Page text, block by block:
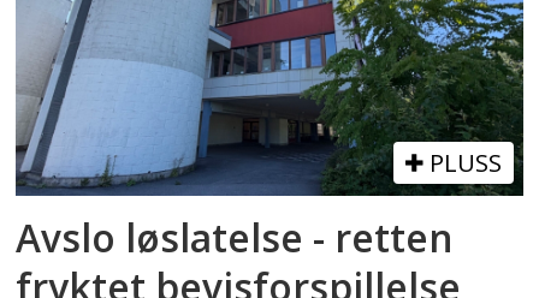
PLUSS
Avslo løslatelse - retten
fryktet bevisforspillelse